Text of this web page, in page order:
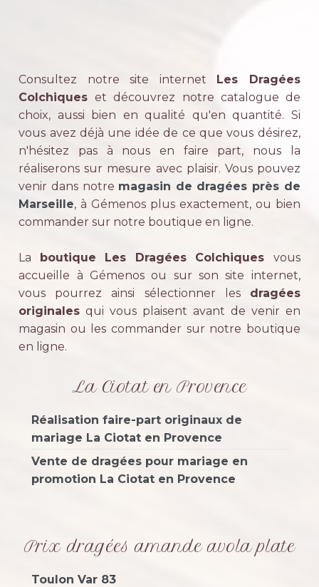
Consultez notre site internet Les Dragées
Colchiqueset découvrez notre catalogue de
choix, aussi bien en qualité qu'en quantité. Si
vous avez déjà une idée de ce que vous désirez,
n'hésitez pas à nous en faire part, nous la
réaliserons sur mesure avec plaisir. Vous pouvez
venir dans notre magasin de dragées près de
Marseille, à Gémenos plus exactement, ou bien
commander sur notre boutique en ligne.
La boutique Les Dragées Colchiques vous
accueille à Gémenos ou sur son site internet,
vous pourrez ainsi sélectionner les dragées
originales qui vous plaisent avant de venir en
magasin ou les commander sur notre boutique
en ligne.
La Ciotat en Provence
Réalisation faire-part originaux de
mariage La Ciotat en Provence
Vente de dragées pour mariage en
promotion La Ciotat en Provence
Prix dragées amande avola plate
Toulon Var 83